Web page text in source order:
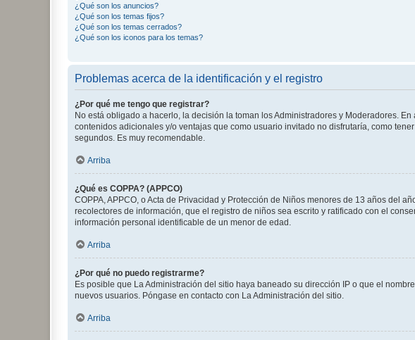
¿Qué son los anuncios?
¿Qué son los temas fijos?
¿Qué son los temas cerrados?
¿Qué son los iconos para los temas?
Problemas acerca de la identificación y el registro
¿Por qué me tengo que registrar?
No está obligado a hacerlo, la decisión la toman los Administradores y Moderadores.
contenidos adicionales y/o ventajas que como usuario invitado no disfrutaría, como
segundos. Es muy recomendable.
Arriba
¿Qué es COPPA? (APPCO)
COPPA, APPCO, o Acta de Privacidad y Protección de Niños menores de 13 años del
recolectores de información, que el registro de niños sea escrito y ratificado con el
información personal identificable de un menor de edad.
Arriba
¿Por qué no puedo registrarme?
Es posible que La Administración del sitio haya baneado su dirección IP o que el
nuevos usuarios. Póngase en contacto con La Administración del sitio.
Arriba